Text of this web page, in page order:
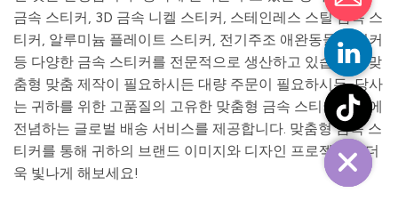
금속 스티커, 3D 금속 니켈 스티커, 스테인레스 스틸 금속 스
티커, 알루미늄 플레이트 스티커, 전기주조 애완동물 스티커
등 다양한 금속 스티커를 전문적으로 생산하고 있습니다. 맞
춤형 맞춤 제작이 필요하시든 대량 주문이 필요하시든, 당사
는 귀하를 위한 고품질의 고유한 맞춤형 금속 스티커 제작에
전념하는 글로벌 배송 서비스를 제공합니다. 맞춤형 금속 스
티커를 통해 귀하의 브랜드 이미지와 디자인 프로젝트를 더
욱 빛나게 해보세요!